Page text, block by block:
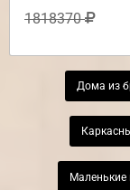
1818370
Дома из
Маленькие